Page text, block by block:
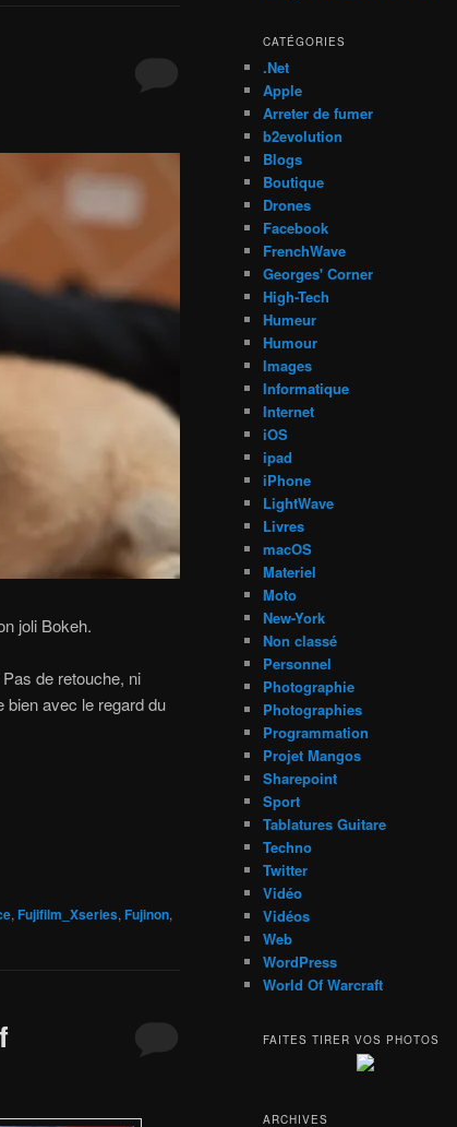
joli Bokeh.
de retouche, ni
bien avec le regard du
, Fujifilm_Xseries, Fujinon,
CATÉGORIES
.Net
Apple
Arreter de fumer
b2evolution
Blogs
Boutique
Drones
Facebook
FrenchWave
Georges' Corner
High-Tech
Humeur
Humour
Images
Informatique
Internet
iOS
ipad
iPhone
LightWave
Livres
macOS
Materiel
Moto
New-York
Non classé
Personnel
Photographie
Photographies
Programmation
Projet Mangos
Sharepoint
Sport
Tablatures Guitare
Techno
Twitter
Vidéo
Vidéos
Web
WordPress
World Of Warcraft
FAITES TIRER VOS PHOTOS
ARCHIVES